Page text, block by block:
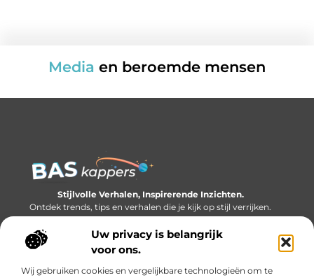
Uw privacy is belangrijk
voor ons.
Wij gebruiken cookies en vergelijkbare technologieën om te
Media en beroemde mensen
Stijlvolle Verhalen, Inspirerende Inzichten.
Ontdek trends, tips en verhalen die je kijk op stijl verrijken.
Bericht categorie